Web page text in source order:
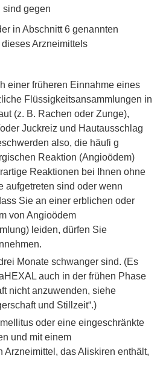
gegen
in Abschnitt 6 genannten
Arzneimittels
einer früheren Einnahme eines
Flüssigkeitsansammlungen in
(z. B. Rachen oder Zunge),
Juckreiz und Hautausschlag
also, die häufi g
Reaktion (Angioödem)
Reaktionen bei Ihnen ohne
aufgetreten sind oder wenn
Sie an einer erblichen oder
von Angioödem
leiden, dürfen Sie
Monate schwanger sind. (Es
auch in der frühen Phase
nicht anzuwenden, siehe
und Stillzeit“.)
oder eine eingeschränkte
und mit einem
Arzneimittel, das Aliskiren enthält,